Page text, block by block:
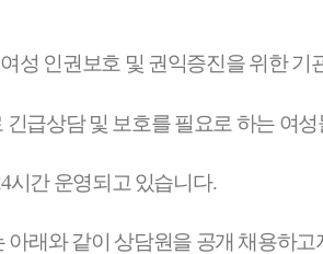
성 인권보호 및 권익증진을 위한 기
긴급상담 및 보호를 필요로 하는 여성
시간 운영되고 있습니다.
아래와 같이 상담원을 공개 채용하고